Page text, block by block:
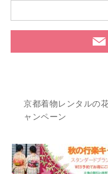
京都着物レンタルの
ャンペーン